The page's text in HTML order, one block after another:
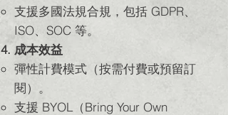
支援多國法規合規，包括 GDPR、
ISO、SOC 等。
成本效益
彈性計費模式（按需付費或預留訂
閱）。
支援 BYOL（Bring Your Own